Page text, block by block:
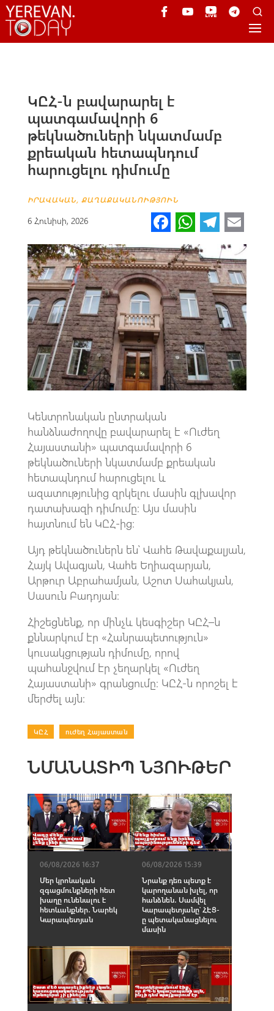
ԿԸՀ-ն բավարարել է
պատգամավորի 6
թեկնածուների նկատմամբ
քրեական հետապնդում
հարուցելու դիմումը
ԻՐԱՎԱԿԱՆ, ՔԱՂԱՔԱԿԱՆՈՒԹՅՈՒՆ
6 Հունիսի, 2026 Fa
ce
b
o
o
k
W
h
at
s
A
p
p
Te
le
gr
a
m
m
ail
Կենտրոնական ընտրական
հանձնաժողովը բավարարել է «Ուժեղ
Հայաստանի» պատգամավորի 6
թեկնածուների նկատմամբ քրեական
հետապնդում հարուցելու և
ազատությունից զրկելու մասին գլխավոր
դատախազի դիմումը։ Այս մասին
հայտնում են ԿԸՀ-ից։
Այդ թեկնածուներն են՝ Վահե Թավաքալյան,
Հայկ Ավագյան, Վահե Եղիազարյան,
Արթուր Աբրահամյան, Աշոտ Սահակյան,
Սասուն Բադոյան։
Հիշեցնենք, որ մինչև կեսգիշեր ԿԸՀ–ն
քննարկում էր «Հանրապետություն»
կուսակցության դիմումը, որով
պահանջվում էր չեղարկել «Ուժեղ
Հայաստանի» գրանցումը։ ԿԸՀ-ն որոշել է
մերժել այն։
ԿԸՀ ուժեղ Հայաստան
ՆՄԱՆԱՏԻՊ ՆՅՈՒԹԵՐ
06/08/2026 16:37
Մեր կրոնական
զգացմունքների հետ
խաղը ունենալու է
հետևանքներ․ Նարեկ
Կարապետյան
06/08/2026 15:39
Նրանք դեռ պետք է
կարողանան խլել, որ
հանձնեն․ Սամվել
Կարապետյանը՝ ՀԷՑ-
ը պետականացնելու
մասին